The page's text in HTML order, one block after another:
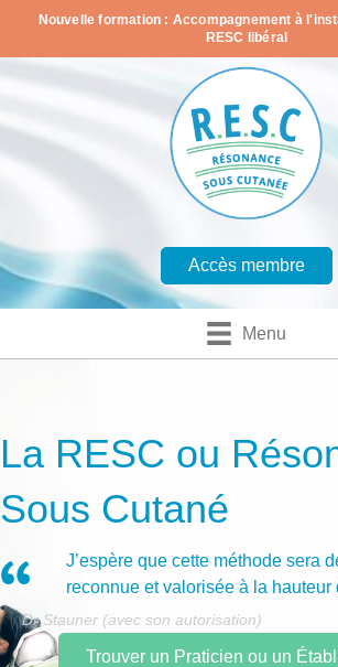
Nouvelle formation : Accompagnement à
RESC libéral
Accès membre
Menu
La RESC ou
Sous Cutané
J’espère que cette méthode sera
reconnue et valorisée à la hauteur
Dr Stauner (avec son autorisation)
Trouver un Praticien ou un